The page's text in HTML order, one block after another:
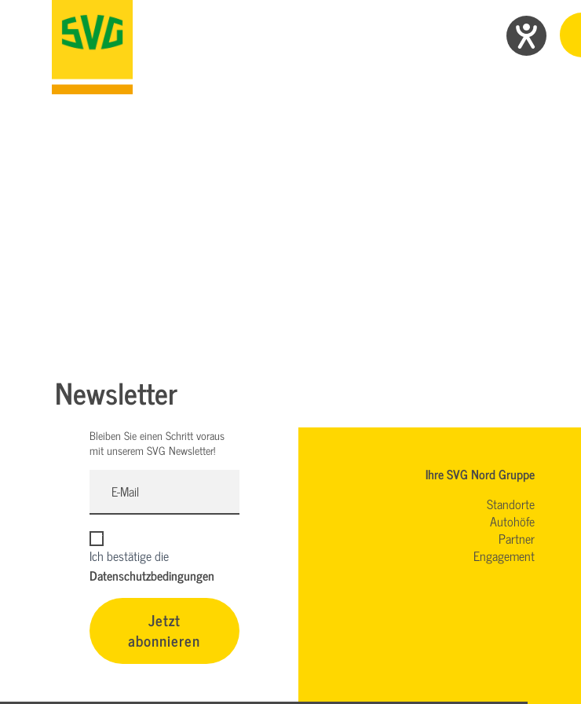
Newsletter
Bleiben Sie einen Schritt voraus
mit unserem SVG Newsletter!
Ich bestätige die
Datenschutzbedingungen
Jetzt
abonnieren
Ihre SVG Nord Gruppe
Standorte
Autohöfe
Partner
Engagement